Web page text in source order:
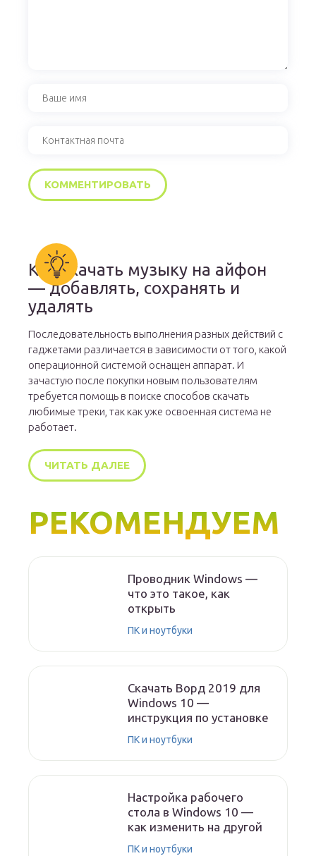
Как скачать музыку на айфон
— добавлять, сохранять и
удалять
Последовательность выполнения разных действий с
гаджетами различается в зависимости от того, какой
операционной системой оснащен аппарат. И
зачастую после покупки новым пользователям
требуется помощь в поиске способов скачать
любимые треки, так как уже освоенная система не
работает.
ЧИТАТЬ ДАЛЕЕ
РЕКОМЕНДУЕМ
Проводник Windows —
что это такое, как
открыть
ПК и ноутбуки
Скачать Ворд 2019 для
Windows 10 —
инструкция по установке
ПК и ноутбуки
Настройка рабочего
стола в Windows 10 —
как изменить на другой
ПК и ноутбуки